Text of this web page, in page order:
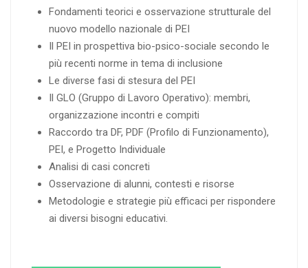
Fondamenti teorici e osservazione strutturale del
nuovo modello nazionale di PEI
Il PEI in prospettiva bio-psico-sociale secondo le
più recenti norme in tema di inclusione
Le diverse fasi di stesura del PEI
Il GLO (Gruppo di Lavoro Operativo): membri,
organizzazione incontri e compiti
Raccordo tra DF, PDF (Profilo di Funzionamento),
PEI, e Progetto Individuale
Analisi di casi concreti
Osservazione di alunni, contesti e risorse
Metodologie e strategie più efficaci per rispondere
ai diversi bisogni educativi.